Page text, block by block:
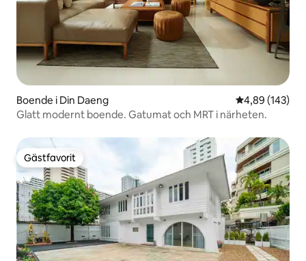
Boende i Din Daeng 4,89 av 5 i
4,89 (143)
Glatt modernt boende. Gatumat och MRT i närheten.
Gästfavorit
Gästfavorit